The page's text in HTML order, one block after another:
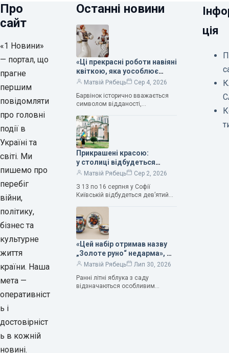
Про
сайт
«1 Новини»
— портал, що
прагне
першим
повідомляти
про головні
події в
Україні та
світі. Ми
пишемо про
перебіг
війни,
політику,
бізнес та
культурне
життя
країни. Наша
мета —
оперативніст
ь і
достовірніст
ь в кожній
новині.
Останні новини
«Ці прекрасні роботи навіяні
квіткою, яка уособлює
нескінченне кохання», —
Людмила Карпінська-
Романюк
Матвій Рябець
Сер 4, 2026
Барвінок історично вважається
символом відданості,
та тривалого подружнього союзу.
Саме тому ця рослина надихала і
продовжує надихати митців на
Прикрашені красою:
у столиці відбудеться
дев’ятий фестиваль
Матвій Рябець
Сер 2, 2026
З 13 по 16 серпня у Софії
Київській відбудеться дев’ятий
мистецтв Bouquet Kyiv Stage. Ця
подія традиційно…
«Цей набір отримав назву
„Золоте руно“ недарма», —
колекціонерка Людмила
Матвій Рябець
Лип 30, 2026
Ранні літні яблука з саду
відзначаються особливим
ція